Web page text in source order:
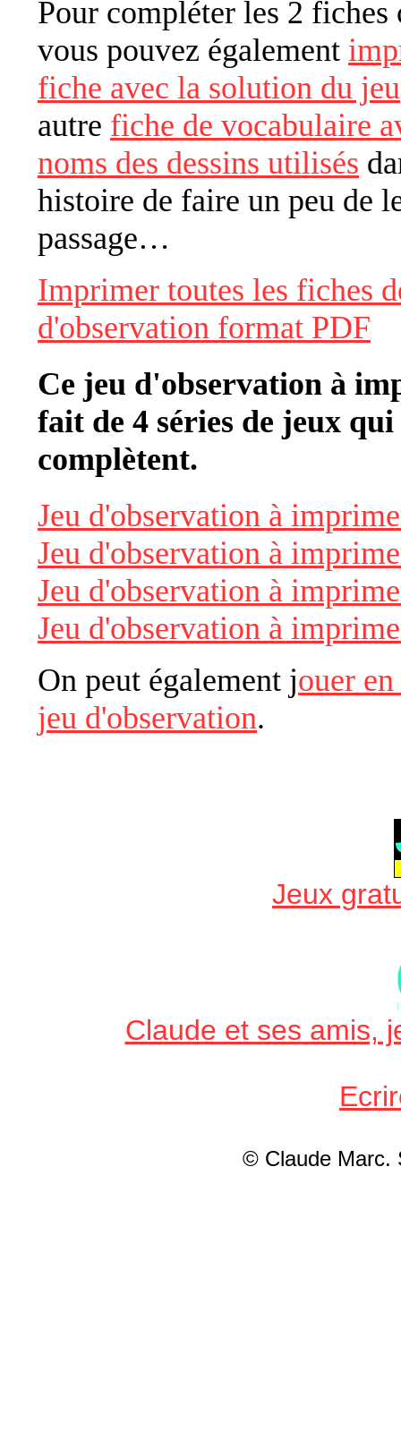
Pour compléter les 2 fiches
vous pouvez également
fiche avec la solution du jeu
autre fiche de vocabulaire
noms des dessins utilisés
histoire de faire un peu de
passage…
Imprimer toutes les fiches
d'observation format PDF
Ce jeu d'observation à
fait de 4 séries de jeux qui
complètent.
Jeu d'observation à
Jeu d'observation à
Jeu d'observation à
Jeu d'observation à
On peut également jouer
jeu d'observation.
Jeux
Claude et ses amis,
© Claude Marc.